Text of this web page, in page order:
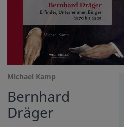
Michael Kamp
Bernhard
Dräger